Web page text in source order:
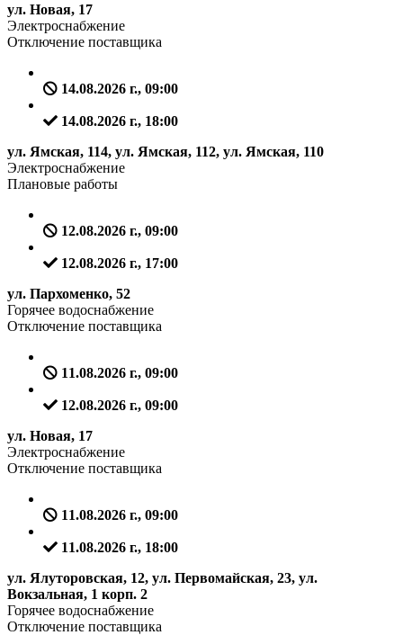
ул. Новая, 17
Электроснабжение
Отключение поставщика
14.08.2026 г., 09:00
14.08.2026 г., 18:00
ул. Ямская, 114, ул. Ямская, 112, ул. Ямская, 110
Электроснабжение
Плановые работы
12.08.2026 г., 09:00
12.08.2026 г., 17:00
ул. Пархоменко, 52
Горячее водоснабжение
Отключение поставщика
11.08.2026 г., 09:00
12.08.2026 г., 09:00
ул. Новая, 17
Электроснабжение
Отключение поставщика
11.08.2026 г., 09:00
11.08.2026 г., 18:00
ул. Ялуторовская, 12, ул. Первомайская, 23, ул.
Вокзальная, 1 корп. 2
Горячее водоснабжение
Отключение поставщика